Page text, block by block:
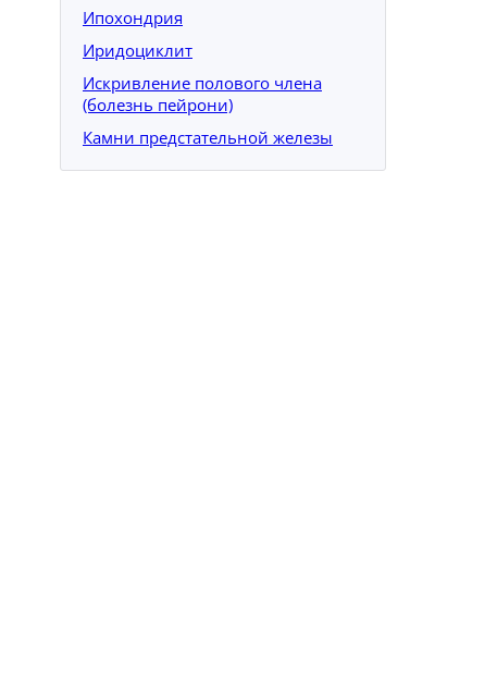
Ипохондрия
Иридоциклит
Искривление полового члена
(болезнь пейрони)
Камни предстательной железы